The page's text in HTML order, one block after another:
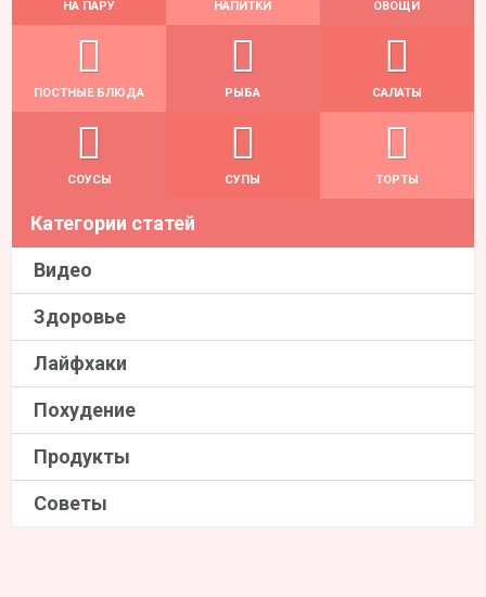
НА ПАРУ НАПИТКИ ОВОЩИ
ПОСТНЫЕ БЛЮДА РЫБА САЛАТЫ
СОУСЫ СУПЫ ТОРТЫ
Категории статей
Видео
Здоровье
Лайфхаки
Похудение
Продукты
Советы